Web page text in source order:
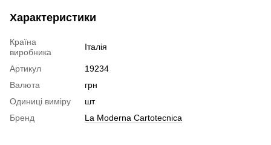
Характеристики
Країна
виробника
Італія
Артикул
19234
Валюта
грн
Одиниці виміру
шт
Бренд
La Moderna Cartotecnica